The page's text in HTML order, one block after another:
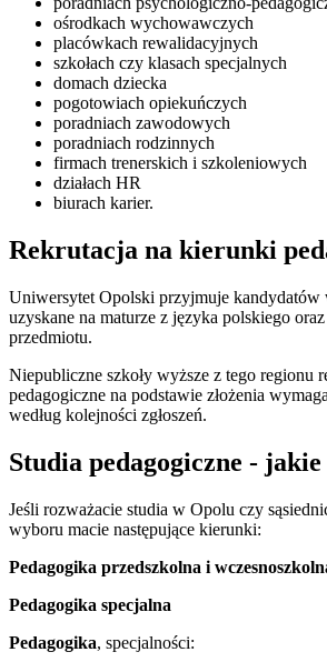
ośrodkach wychowawczych
placówkach rewalidacyjnych
szkołach czy klasach specjalnych
domach dziecka
pogotowiach opiekuńczych
poradniach zawodowych
poradniach rodzinnych
firmach trenerskich i szkoleniowych
działach HR
biurach karier.
Rekrutacja na kierunki
Uniwersytet Opolski przyjmuje
uzyskane na maturze z języka polskiego
przedmiotu.
Niepubliczne szkoły wyższe z tego regionu
pedagogiczne na podstawie złożenia
według kolejności zgłoszeń.
Studia pedagogiczne -
Jeśli rozważacie studia w Opolu czy
wyboru macie następujące kierunki:
Pedagogika przedszkolna i
Pedagogika specjalna
Pedagogika, specjalności: